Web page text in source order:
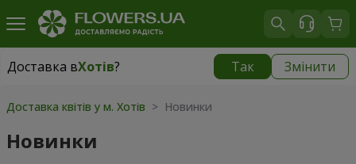
Доставка вХотів? Так Змінити
Доставка вХотів|
Доставка квітів у м. Хотів > Новинки
Новинки